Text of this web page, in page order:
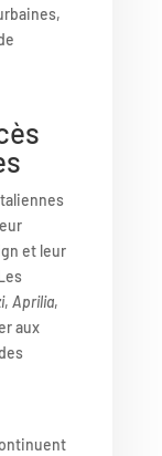
et leur
, Aprilia,
aux